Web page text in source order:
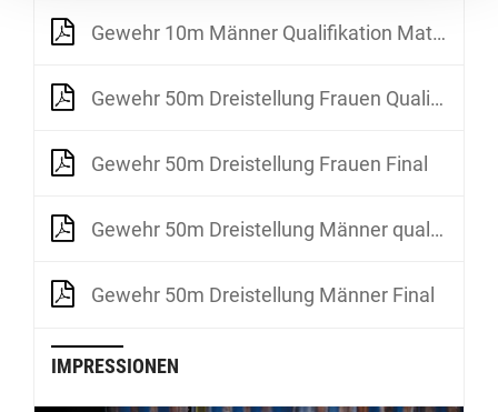
Gewehr 10m Männer Qualifikation Match 2
Gewehr 50m Dreistellung Frauen Qualifikation Match 2
Gewehr 50m Dreistellung Frauen Final
Gewehr 50m Dreistellung Männer qualifikation Match 2
Gewehr 50m Dreistellung Männer Final
IMPRESSIONEN